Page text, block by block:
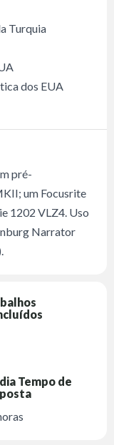
Turquia
dos EUA
pré-
um Focusrite
1202 VLZ4. Uso
Narrator
Tempo de